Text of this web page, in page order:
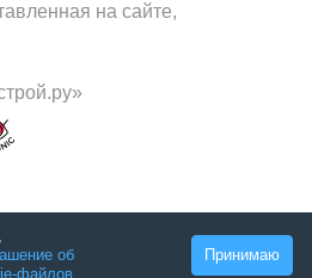
на сайте,
об
файлов
Принимаю